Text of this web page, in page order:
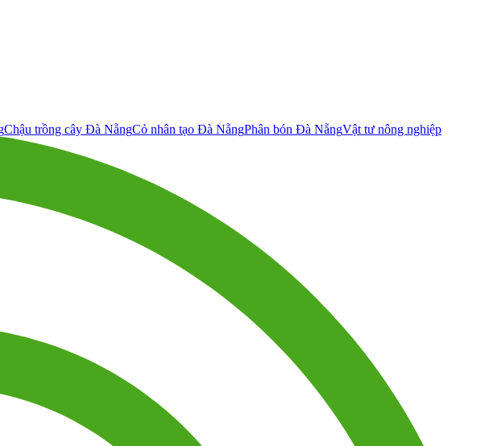
Chậu trồng cây Đà NẵngCỏ nhân tạo Đà NẵngPhân bón Đà NẵngVật tư nông nghiệp